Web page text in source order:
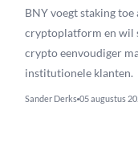
BNY voegt staking toe
cryptoplatform en wil
crypto eenvoudiger
institutionele klanten.
Sander Derks 05 augustus